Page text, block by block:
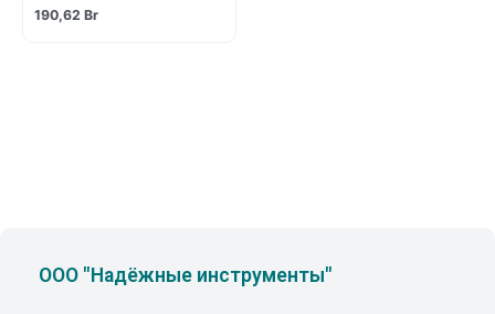
190,62 Br
ООО "Надёжные инструменты"